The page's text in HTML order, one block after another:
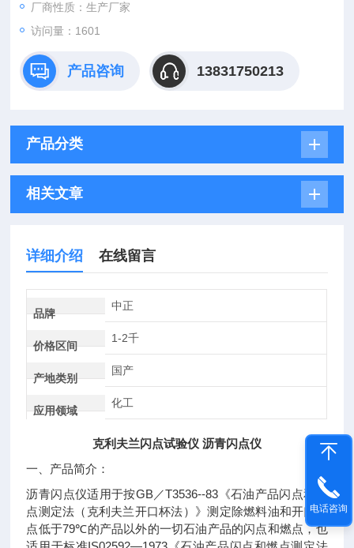
厂商性质：生产厂家
访问量：1601
产品咨询 13831750213
产品分类
相关文章
详细介绍 在线留言
品牌
中正
价格区间
1-2千
产地类别
国产
应用领域
化工
克利夫兰闪点试验仪 沥青闪点仪
一、 产品简介：
沥青闪点仪适用于按GB／T3536--83 《石油产品闪点和燃
点测定法（克利夫兰开口杯法）》测定除燃料油和开口闪
点低于79℃的产品以外的一切石油产品的闪点和燃点，也
电话咨询